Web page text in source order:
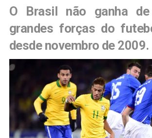
O Brasil não ganha
grandes forças do
desde novembro de 2009.